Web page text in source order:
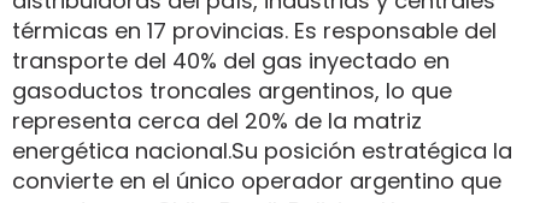
térmicas en 17 provincias. Es responsable del
transporte del 40% del gas inyectado en
gasoductos troncales argentinos, lo que
representa cerca del 20% de la matriz
energética nacional.Su posición estratégica la
convierte en el único operador argentino que